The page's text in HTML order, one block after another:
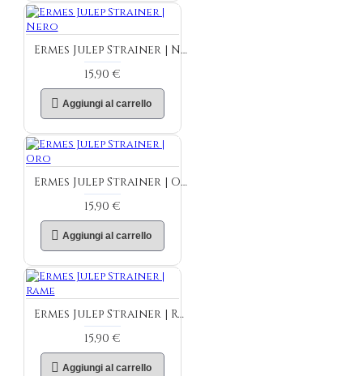
Ermes Julep Strainer | Nero
15,90 €
Aggiungi al carrello
Ermes Julep Strainer | Oro
15,90 €
Aggiungi al carrello
Ermes Julep Strainer | Rame
15,90 €
Aggiungi al carrello